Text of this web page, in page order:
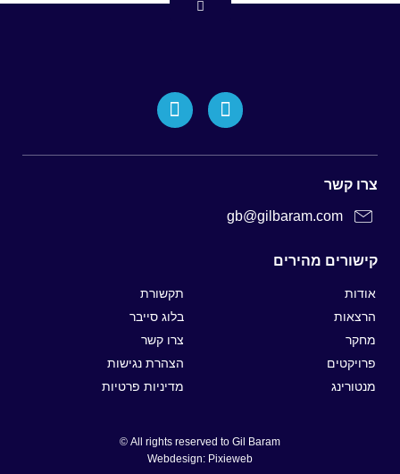
צרו קשר
gb@gilbaram.com
קישורים מהירים
אודות
הרצאות
מחקר
פרויקטים
מנטורינג
תקשורת
בלוג סייבר
צרו קשר
הצהרת נגישות
מדיניות פרטיות
All rights reserved to Gil Baram ©
Webdesign: Pixieweb